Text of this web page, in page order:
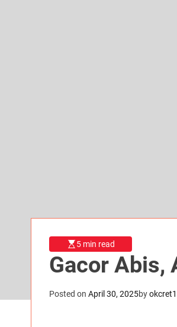
5 min read
Gacor Abis,
Posted on April 30, 2025by